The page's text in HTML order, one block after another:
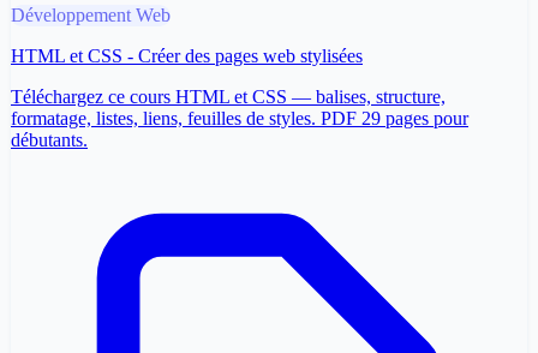
Développement Web
HTML et CSS - Créer des pages web stylisées
Téléchargez ce cours HTML et CSS — balises, structure,
formatage, listes, liens, feuilles de styles. PDF 29 pages pour
débutants.